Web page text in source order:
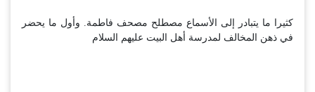
كثيرا ما يتبادر إلى الأسماع مصطلح مصحف فاطمة. وأول ما يحضر
في ذهن المخالف لمدرسة أهل البيت عليهم السلام